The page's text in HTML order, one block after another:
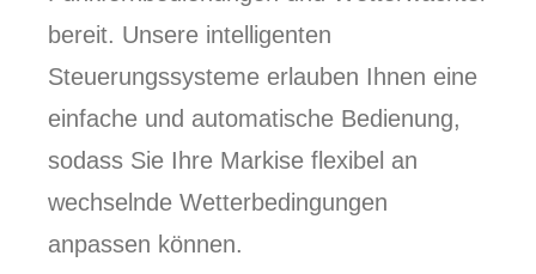
bereit. Unsere intelligenten
Steuerungssysteme erlauben Ihnen eine
einfache und automatische Bedienung,
sodass Sie Ihre Markise flexibel an
wechselnde Wetterbedingungen
anpassen können.